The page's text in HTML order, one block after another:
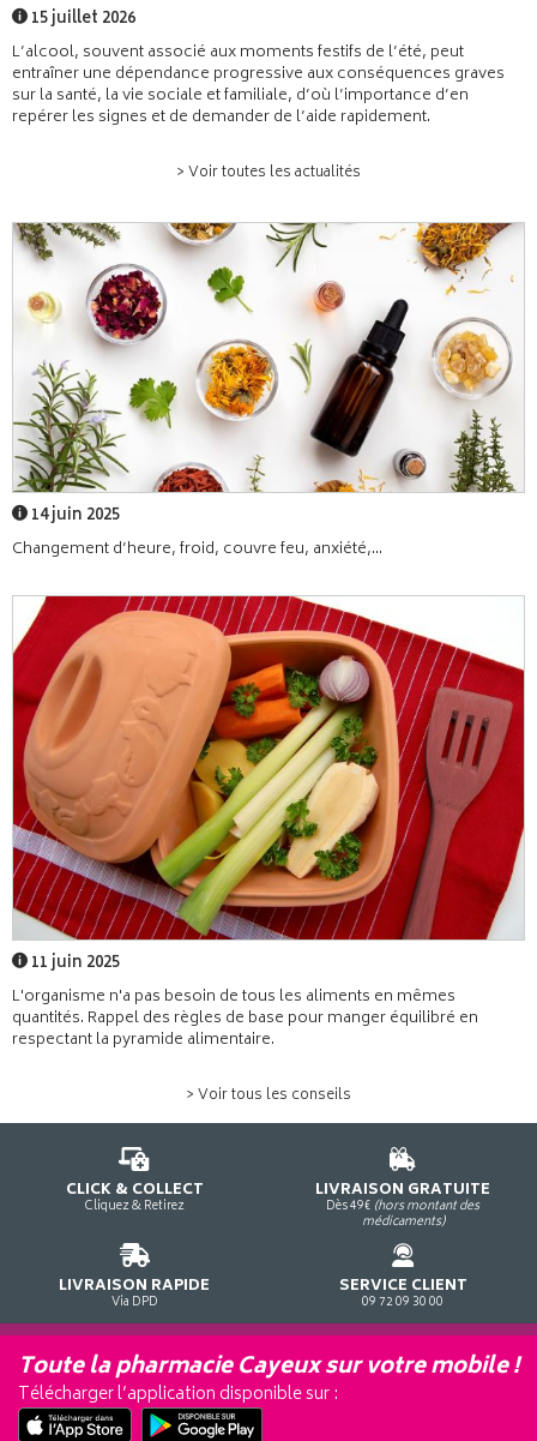
15 juillet 2026
L’alcool, souvent associé aux moments festifs de l’été, peut
entraîner une dépendance progressive aux conséquences graves
sur la santé, la vie sociale et familiale, d’où l’importance d’en
repérer les signes et de demander de l’aide rapidement.
> Voir toutes les actualités
14 juin 2025
Changement d’heure, froid, couvre feu, anxiété,...
11 juin 2025
L'organisme n'a pas besoin de tous les aliments en mêmes
quantités. Rappel des règles de base pour manger équilibré en
respectant la pyramide alimentaire.
> Voir tous les conseils
CLICK & COLLECT
Cliquez & Retirez
LIVRAISON GRATUITE
Dès 49€ (hors montant des
médicaments)
LIVRAISON RAPIDE
Via DPD
SERVICE CLIENT
09 72 09 30 00
Toute la pharmacie Cayeux sur votre mobile !
Télécharger l’application disponible sur :